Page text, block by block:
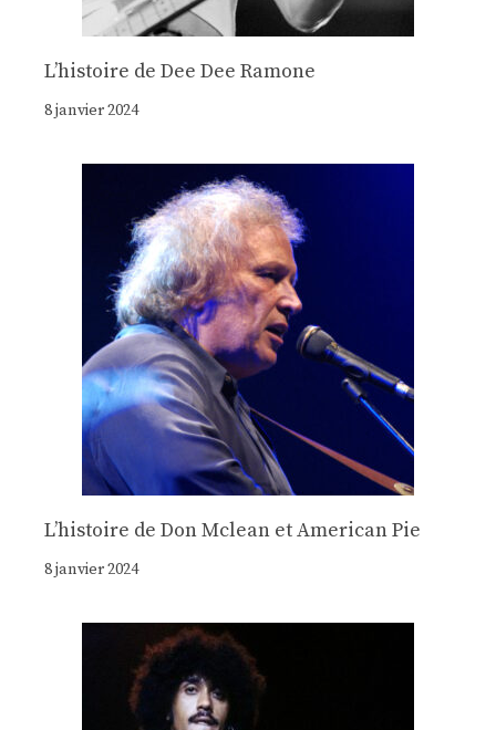
Lʼhistoire de Dee Dee Ramone
8 janvier 2024
Lʼhistoire de Don Mclean et American Pie
8 janvier 2024